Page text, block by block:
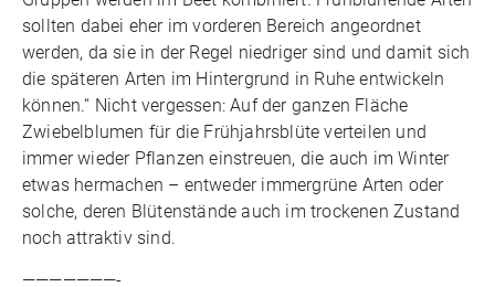
sollten dabei eher im vorderen Bereich angeordnet
werden, da sie in der Regel niedriger sind und damit sich
die späteren Arten im Hintergrund in Ruhe entwickeln
können.“ Nicht vergessen: Auf der ganzen Fläche
Zwiebelblumen für die Frühjahrsblüte verteilen und
immer wieder Pflanzen einstreuen, die auch im Winter
etwas hermachen – entweder immergrüne Arten oder
solche, deren Blütenstände auch im trockenen Zustand
noch attraktiv sind.
———————-